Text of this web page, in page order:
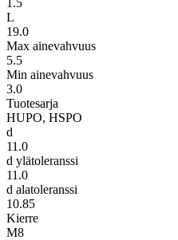
L
19.0
Max ainevahvuus
5.5
Min ainevahvuus
3.0
Tuotesarja
HUPO, HSPO
d
11.0
d ylätoleranssi
11.0
d alatoleranssi
10.85
Kierre
M8